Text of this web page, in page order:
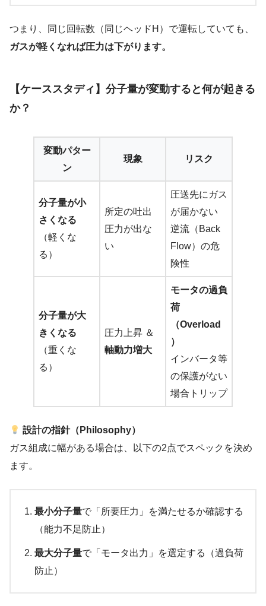
つまり、同じ回転数（同じヘッドH）で運転していても、
ガスが軽くなれば圧力は下がります。
【ケーススタディ】分子量が変動すると何が起きる
か？
変動パター
ン
現象 リスク
分子量が小
さくなる
（軽くな
る）
所定の吐出
圧力が出な
い
圧送先にガス
が届かない
逆流（Back
Flow）の危
険性
分子量が大
きくなる
（重くな
る）
圧力上昇 ＆
軸動力増大
モータの過負
荷
（Overload
）
インバータ等
の保護がない
場合トリップ
設計の指針（Philosophy）
ガス組成に幅がある場合は、以下の2点でスペックを決め
ます。
最小分子量で「所要圧力」を満たせるか確認する
（能力不足防止）
最大分子量で「モータ出力」を選定する（過負荷
防止）